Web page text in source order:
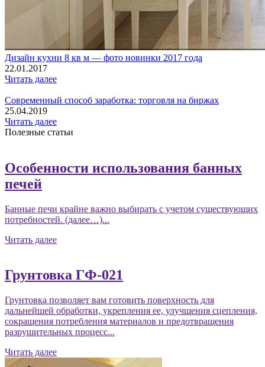
Дизайн кухни 8 кв м — фото новинки 2017 года
22.01.2017
Читать далее
Современный способ заработка: торговля на биржах
25.04.2019
Читать далее
Полезные статьи
Особенности использования банных
печей
Банные печи крайне важно выбирать с учетом существующих
потребностей. (далее…)...
Читать далее
Грунтовка ГФ-021
Грунтовка позволяет вам готовить поверхность для
дальнейшей обработки, укрепления ее, улучшения сцепления,
сокращения потребления материалов и предотвращения
разрушительных процесс...
Читать далее